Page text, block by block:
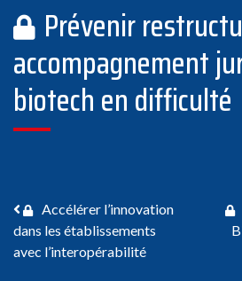
Prévenir
accompagnement
biotech en difficulté
Navigation des articles
Accélérer l’innovation
dans les établissements
avec l’interopérabilité